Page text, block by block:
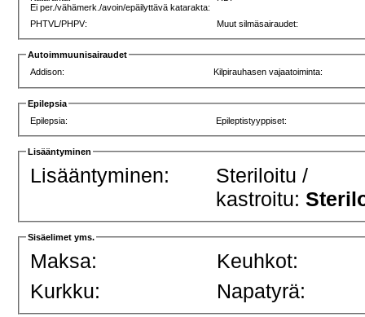
Ei per./vähämerk./avoin/epäilyttävä katarakta:
PHTVL/PHPV: Muut silmäsairaudet:
Autoimmuunisairaudet
Addison:
Kilpirauhasen vajaatoiminta:
Epilepsia
Epilepsia:
Epileptistyyppiset:
Lisääntyminen
Lisääntyminen:
Steriloitu /
kastroitu:
Sisäelimet yms.
Maksa:
Keuhkot:
Kurkku:
Napatyrä: